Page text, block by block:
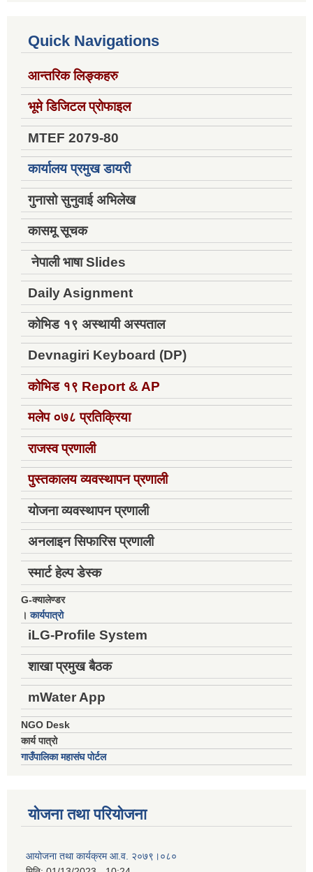
Quick Navigations
आन्तरिक लिङ्कहरु
भूमे डिजिटल प्रोफाइल
MTEF 2079-80
कार्यालय प्रमुख डायरी
गुनासो सुनुवाई अभिलेख
कासमू सूचक
नेपाली भाषा Slides
Daily Asignment
कोभिड १९ अस्थायी अस्पताल
Devnagiri Keyboard (DP)
कोभिड १९ Report & AP
मलेप ०७८ प्रतिक्रिया
राजस्व प्रणाली
पुस्तकालय व्यवस्थापन प्रणाली
योजना व्यवस्थापन प्रणाली
अनलाइन सिफारिस प्रणाली
स्मार्ट हेल्प डेस्क
G-क्यालेण्डर
।कार्यपात्रो
iLG-Profile System
शाखा प्रमुख बैठक
mWater App
NGO Desk
कार्य पात्रो
गाउँपालिका महासंघ पोर्टल
योजना तथा परियोजना
आयोजना तथा कार्यक्रम आ.व. २०७९।०८०